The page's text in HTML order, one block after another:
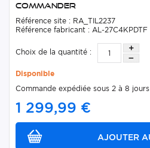
Commander
Référence site : RA_TIL2237
Référence fabricant : AL-27C4KPDTF
Choix de la quantité :
Disponible
Commande expédiée sous 2 à 8 jours
1 299,99 €